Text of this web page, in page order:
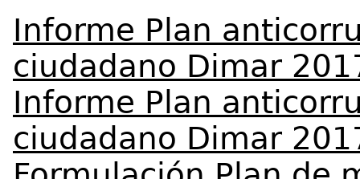
Informe Plan
ciudadano Dimar
Informe Plan
ciudadano Dimar